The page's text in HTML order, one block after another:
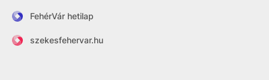
FehérVár hetilap
szekesfehervar.hu